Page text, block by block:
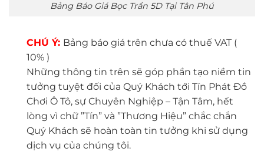
Bảng Báo Giá Bọc Trần 5D Tại Tân Phú
CHÚ Ý: Bảng báo giá trên chưa có thuế VAT (
10% )
Những thông tin trên sẽ góp phần tạo niềm tin
tưởng tuyệt đối của Quý Khách tới Tín Phát Đồ
Chơi Ô Tô, sự Chuyên Nghiệp – Tận Tâm, hết
lòng vì chữ ”Tín” và ”Thương Hiệu” chắc chắn
Quý Khách sẽ hoàn toàn tin tưởng khi sử dụng
dịch vụ của chúng tôi.